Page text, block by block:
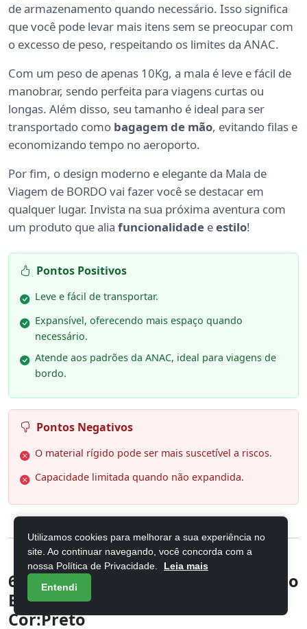
de armazenamento quando necessário. Isso significa
que você pode levar mais itens sem se preocupar com
o excesso de peso, respeitando os limites da ANAC.
Com um peso de apenas 10Kg, a mala é leve e fácil de
manobrar, sendo perfeita para viagens curtas ou
longas. Além disso, seu tamanho é ideal para ser
transportado como bagagem de mão, evitando filas e
economizando tempo no aeroporto.
Por fim, o design moderno e elegante da Mala de
Viagem de BORDO vai fazer você se destacar em
qualquer lugar. Invista na sua próxima aventura com
um produto que alia funcionalidade eestilo!
Pontos Positivos
Leve e fácil de transportar.
Expansível, oferecendo mais espaço quando
necessário.
Atende aos padrões da ANAC, ideal para viagens de
bordo.
Pontos Negativos
O material rígido pode ser mais suscetível a riscos.
Capacidade limitada quando não expandida.
6. Kit Conjunto Mala Viagem Santino
B182 Expansor 360 Tsa G M P
Cor:Preto
Utilizamos cookies para melhorar a sua experiência no
site. Ao continuar navegando, você concorda com a
nossa Política de Privacidade.
Leia mais
Entendi